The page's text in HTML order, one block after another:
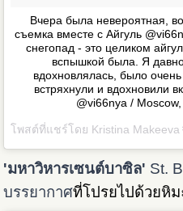
Вчера была невероятная,
съемка вместе с Айгуль
снегопад - это целиком
вспышкой была. Я
вдохновлялась, было
встряхнули и вдохновили
@vi66nya /
โพสต์ที่แชร์โดย Kristina
'มหาวิหารเซนต์บาซิล' St.
บรรยากาศที่โปรยไปด้วยหิ